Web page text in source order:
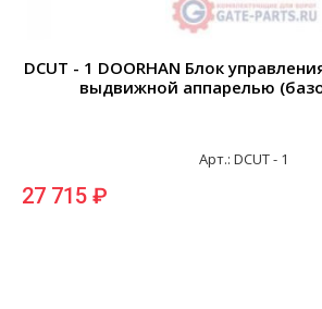
DCUT - 1 DOORHAN Блок
выдвижной аппарелью
Арт.: DCUT - 1
27 715 ₽